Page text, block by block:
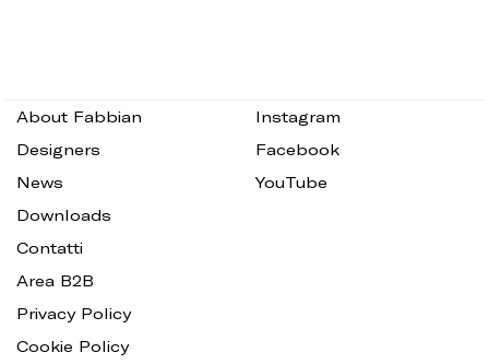
About Fabbian
Designers
News
Downloads
Contatti
Area B2B
Privacy Policy
Cookie Policy
Instagram
Facebook
YouTube